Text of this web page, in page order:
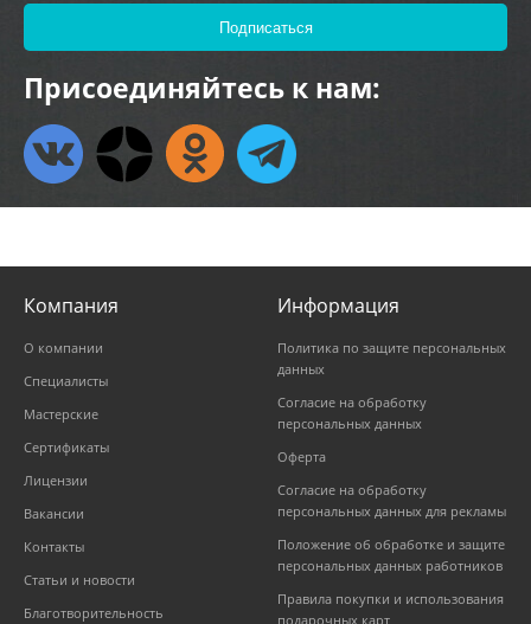
Присоединяйтесь к нам:
Компания
О компании
Специалисты
Мастерские
Сертификаты
Лицензии
Вакансии
Контакты
Статьи и новости
Благотворительность
Информация
Политика по защите персональных
данных
Согласие на обработку
персональных данных
Оферта
Согласие на обработку
персональных данных для рекламы
Положение об обработке и защите
персональных данных работников
Правила покупки и использования
подарочных карт